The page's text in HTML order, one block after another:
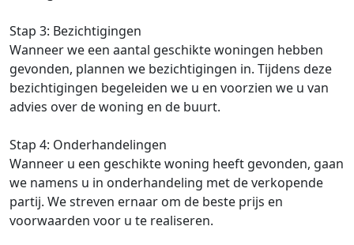
Stap 3: Bezichtigingen
Wanneer we een aantal geschikte woningen hebben
gevonden, plannen we bezichtigingen in. Tijdens deze
bezichtigingen begeleiden we u en voorzien we u van
advies over de woning en de buurt.
Stap 4: Onderhandelingen
Wanneer u een geschikte woning heeft gevonden, gaan
we namens u in onderhandeling met de verkopende
partij. We streven ernaar om de beste prijs en
voorwaarden voor u te realiseren.